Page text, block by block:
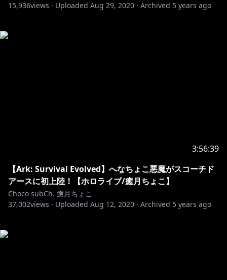
15,936views · Uploaded Aug 29, 2020 · Archived 5 years ago
3:56:39
【Ark: Survival Evolved】へなちょこ悪魔がスコーチド
アースに初上陸！【ホロライブ/癒月ちょこ】
Choco subCh. 癒月ちょこ
37,002views · Uploaded Aug 12, 2020 · Archived 5 years ago